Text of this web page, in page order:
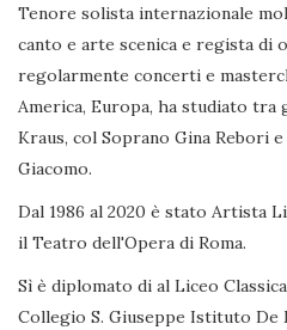
Tenore solista internazionale
canto e arte scenica e regista di
regolarmente concerti e
America, Europa, ha studiato
Kraus, col Soprano Gina Rebori
Giacomo.
Dal 1986 al 2020 è stato Artista
il Teatro dell'Opera di Roma.
Sì è diplomato di al Liceo
Collegio S. Giuseppe Istituto De